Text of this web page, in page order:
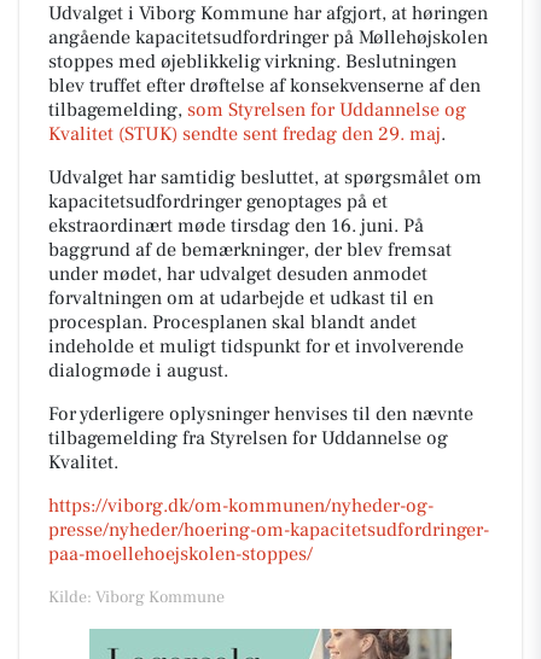
Udvalget i Viborg Kommune har afgjort, at høringen
angående kapacitetsudfordringer på Møllehøjskolen
stoppes med øjeblikkelig virkning. Beslutningen
blev truffet efter drøftelse af konsekvenserne af den
tilbagemelding, som Styrelsen for Uddannelse og
Kvalitet (STUK) sendte sent fredag den 29. maj.
Udvalget har samtidig besluttet, at spørgsmålet om
kapacitetsudfordringer genoptages på et
ekstraordinært møde tirsdag den 16. juni. På
baggrund af de bemærkninger, der blev fremsat
under mødet, har udvalget desuden anmodet
forvaltningen om at udarbejde et udkast til en
procesplan. Procesplanen skal blandt andet
indeholde et muligt tidspunkt for et involverende
dialogmøde i august.
For yderligere oplysninger henvises til den nævnte
tilbagemelding fra Styrelsen for Uddannelse og
Kvalitet.
https://viborg.dk/om-kommunen/nyheder-og-
presse/nyheder/hoering-om-kapacitetsudfordringer-
paa-moellehoejskolen-stoppes/
Kilde: Viborg Kommune